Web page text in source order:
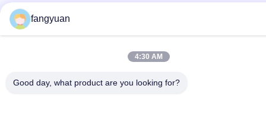
fangyuan
4:30 AM
Good day, what product are you looking for?